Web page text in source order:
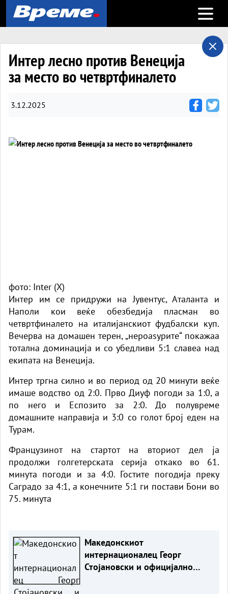
Open
Интер лесно против Венеција
за место во четвртфиналето
3.12.2025
фото: Inter (X)
Интер им се придружи на Јувентус, Аталанта и
Наполи кои веќе обезбедија пласман во
четвртфиналето на италијанскиот фудбалски куп.
Вечерва на домашен терен, „нероаѕурите“ покажаа
тотална доминација и со убедливи 5:1 славеа над
екипата на Венеција.
Интер тргна силно и во период од 20 минути веќе
имаше водство од 2:0. Прво Диуф погоди за 1:0, а
по него и Еспозито за 2:0. До полувреме
домашните направија и 3:0 со голот број еден на
Турам.
Французинот на стартот на вториот дел ја
продолжи голгетерската серија откако во 61.
минута погоди и за 4:0. Гостите погодија преку
Саградо за 4:1, а конечните 5:1 ги постави Бони во
75. минута
Македонскиот
интернационалец Георг
Стојановски и официјално